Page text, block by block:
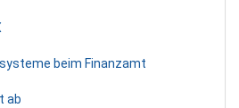
beim Finanzamt
ab